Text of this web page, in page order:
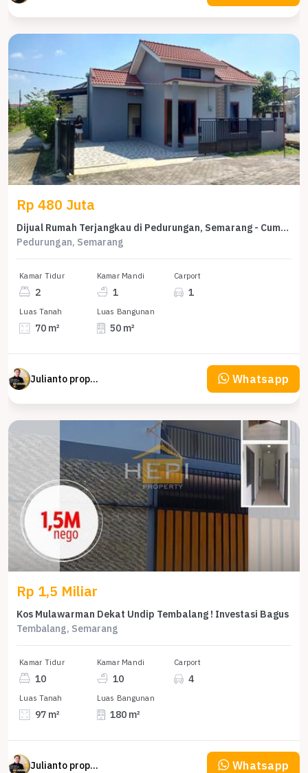
Rp 480 Juta
Dijual Rumah Terjangkau di Pedurungan, Semarang - Cuma 480 Juta
Pedurungan, Semarang
Kamar Tidur
2
Kamar Mandi
1
Carport
1
Luas Tanah
70 m²
Luas Bangunan
50 m²
Julianto property Julianto Whatsapp
Rp 1,5 Miliar
Kos Mulawarman Dekat Undip Tembalang ! Investasi Bagus
Tembalang, Semarang
Kamar Tidur
10
Kamar Mandi
10
Carport
4
Luas Tanah
97 m²
Luas Bangunan
180 m²
Julianto property Julianto Whatsapp